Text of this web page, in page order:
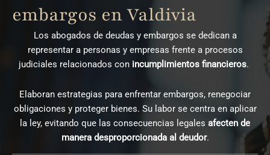
embargos en Valdivia
Los abogados de deudas y embargos se dedican a
representar a personas y empresas frente a procesos
judiciales relacionados con incumplimientos financieros.
Elaboran estrategias para enfrentar embargos, renegociar
obligaciones y proteger bienes. Su labor se centra en aplicar
la ley, evitando que las consecuencias legales afecten de
manera desproporcionada al deudor.